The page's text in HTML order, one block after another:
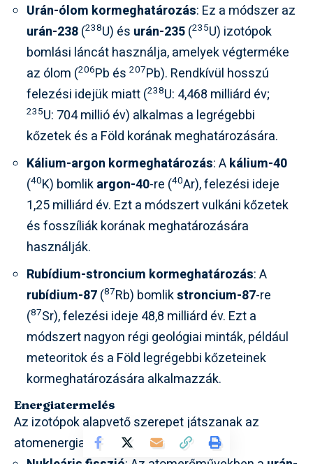
Urán-ólom kormeghatározás: Ez a módszer az
urán-238(238U) és urán-235(235U) izotópok
bomlási láncát használja, amelyek végterméke
az ólom (206Pb és 207Pb). Rendkívül hosszú
felezési idejük miatt (238U: 4,468 milliárd év;
235U: 704 millió év) alkalmas a legrégebbi
kőzetek és a Föld korának meghatározására.
Kálium-argon kormeghatározás: Akálium-40
(40K) bomlikargon-40-re (40Ar), felezési ideje
1,25 milliárd év. Ezt a módszert vulkáni kőzetek
és fosszíliák korának meghatározására
használják.
Rubídium-stroncium kormeghatározás: A
rubídium-87(87Rb) bomlikstroncium-87-re
(87Sr), felezési ideje 48,8 milliárd év. Ezt a
módszert nagyon régi geológiai minták, például
meteoritok és a Föld legrégebbi kőzeteinek
kormeghatározására alkalmazzák.
Energiatermelés
Az izotópok alapvető szerepet játszanak az
atomenergia termelésében.